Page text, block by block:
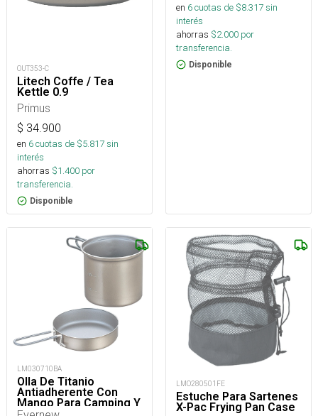
OUT353-C
Litech Coffe / Tea
Kettle 0.9
Primus
$ 34.900
en 6cuotas de $5.817sin
interés
ahorras $1.400 por
transferencia.
Disponible
en 6cuotas de $8.317sin
interés
ahorras $2.000 por
transferencia.
Disponible
LM030710BA
Olla De Titanio
Antiadherente Con
Mango Para Camping Y
LMO280501FE
Estuche Para Sartenes
X-Pac Frying Pan Case